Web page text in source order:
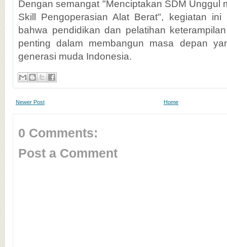
Dengan semangat "Menciptakan SDM Unggul
Skill Pengoperasian Alat Berat", kegiatan ini
bahwa pendidikan dan pelatihan
penting dalam membangun masa depan
generasi muda Indonesia.
Newer Post Home
0 Comments:
Post a Comment